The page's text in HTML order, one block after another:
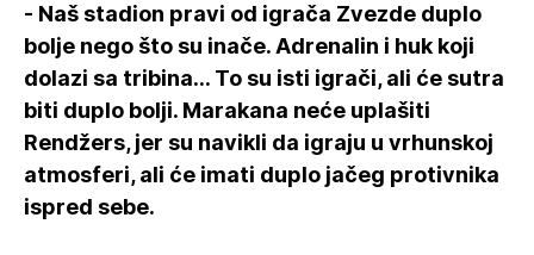
- Naš stadion pravi od igrača Zvezde duplo
bolje nego što su inače. Adrenalin i huk koji
dolazi sa tribina... To su isti igrači, ali će sutra
biti duplo bolji. Marakana neće uplašiti
Rendžers, jer su navikli da igraju u vrhunskoj
atmosferi, ali će imati duplo jačeg protivnika
ispred sebe.